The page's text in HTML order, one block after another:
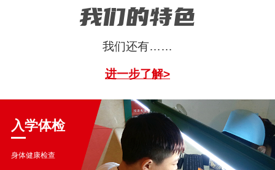
我们的特色
我们还有……
进一步了解>
入学体检
身体健康检查